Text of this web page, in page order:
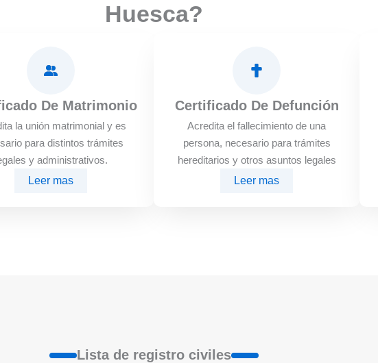
Huesca?
De Matrimonio
la unión matrimonial y es
para distintos trámites
y administrativos.
Leer mas
Certificado De Defunción
Acredita el fallecimiento de una
persona, necesario para trámites
hereditarios y otros asuntos legales
Leer mas
Lista de registro civiles